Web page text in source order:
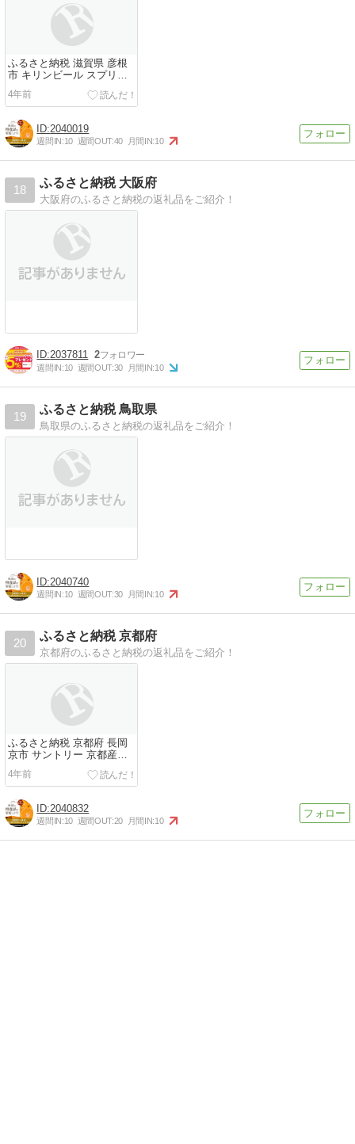
ふるさと納税 滋賀県 彦根
市 キリンビール スプリン
グバレー
4年前
2040019
週間IN:10 週間OUT:40 月間IN:10
18
ふるさと納税 大阪府
大阪府のふるさと納税の返礼品をご紹介！
2037811 2
週間IN:10 週間OUT:30 月間IN:10
19
ふるさと納税 鳥取県
鳥取県のふるさと納税の返礼品をご紹介！
2040740
週間IN:10 週間OUT:30 月間IN:10
20
ふるさと納税 京都府
京都府のふるさと納税の返礼品をご紹介！
ふるさと納税 京都府 長岡
京市 サントリー 京都産
ザ・プレミアム・モルツ
4年前
2040832
週間IN:10 週間OUT:20 月間IN:10